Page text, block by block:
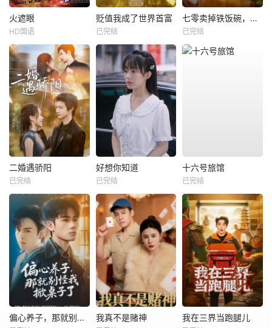
火遮眼
HD国语
贬值我成了世界首富
已完结
七零卖掉铁饭碗，囤满空间下乡去
已完结
二婚遇骄阳
已完结
好想你知道
已完结
十六号旅馆
已完结
偏心养子，那就别怪我掀桌子了 我真不是赌神 我在三界当跑腿儿